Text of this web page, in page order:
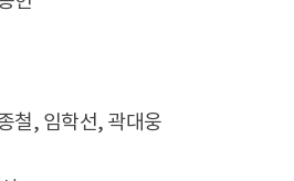
철, 임학선, 곽대웅